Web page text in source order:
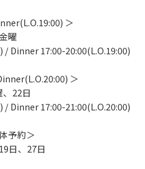
＞
金曜
/ Dinner 17:00-20:00(L.O.19:00)
＞
、22日
/ Dinner 17:00-21:00(L.O.20:00)
予約＞
日、27日